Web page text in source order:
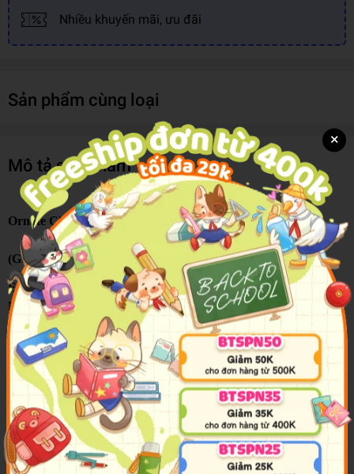
Nhiều khuyến mãi, ưu đãi
Sản phẩm cùng loại
Mô tả sản phẩm
Ornate Classics: The Call Of Cthulhu And Other Stories
(Gilded Pocket Edition)
Enter the unsettling world of cosmic horror through H. P.
Lovecraft's most iconic tales.
The Call of Cthulhu and Other Storiesbrings together a selection of
H. P. Lovecraft's most influential works, introducing readers to the
terrifying universe of the Cthulhu Mythos. From the unforgettable
title storyThe Call of Cthulhuto chilling tales such asHerbert West
– Reanimator,The Rats in the Walls The Shunned House , andThe
Lurking Fear , this collection explores forbidden knowledge,
ancient civilizations, supernatural creatures, and the terrifying
realization that humanity is insignificant in the face of vast cosmic
×